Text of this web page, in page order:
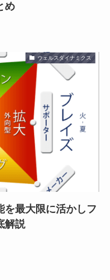
め
ウェルスダイナミクス
を最大限に活かしフ
解説